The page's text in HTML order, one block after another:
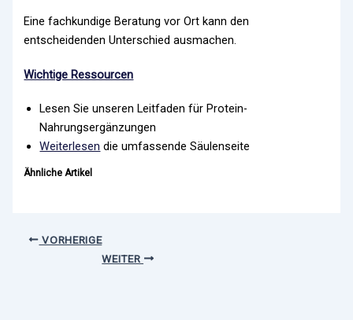
Eine fachkundige Beratung vor Ort kann den
entscheidenden Unterschied ausmachen.
Wichtige Ressourcen
Lesen Sie unseren Leitfaden für Protein-
Nahrungsergänzungen
Weiterlesen die umfassende Säulenseite
Ähnliche Artikel
VORHERIGE
WEITER